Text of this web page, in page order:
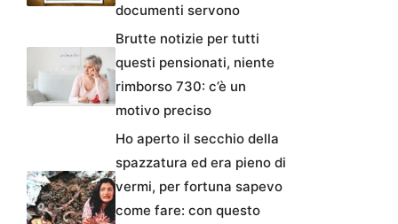
documenti servono
Brutte notizie per tutti
questi pensionati, niente
rimborso 730: c’è un
motivo preciso
Ho aperto il secchio della
spazzatura ed era pieno di
vermi, per fortuna sapevo
come fare: con questo